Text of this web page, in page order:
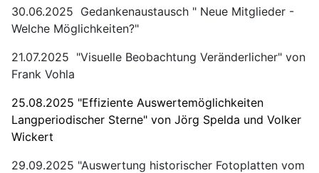
30.06.2025 Gedankenaustausch " Neue Mitglieder -
Welche Möglichkeiten?"
21.07.2025 "Visuelle Beobachtung Veränderlicher" von
Frank Vohla
25.08.2025 "Effiziente Auswertemöglichkeiten
Langperiodischer Sterne" von Jörg Spelda und Volker
Wickert
29.09.2025 "Auswertung historischer Fotoplatten vom